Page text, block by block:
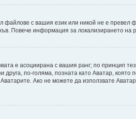
файлове с вашия език или никой не е
Повече информация за локализирането
е асоциирана с вашия ранг; по принцип
по-голяма, позната като Аватар,
Ако не можете да използвате